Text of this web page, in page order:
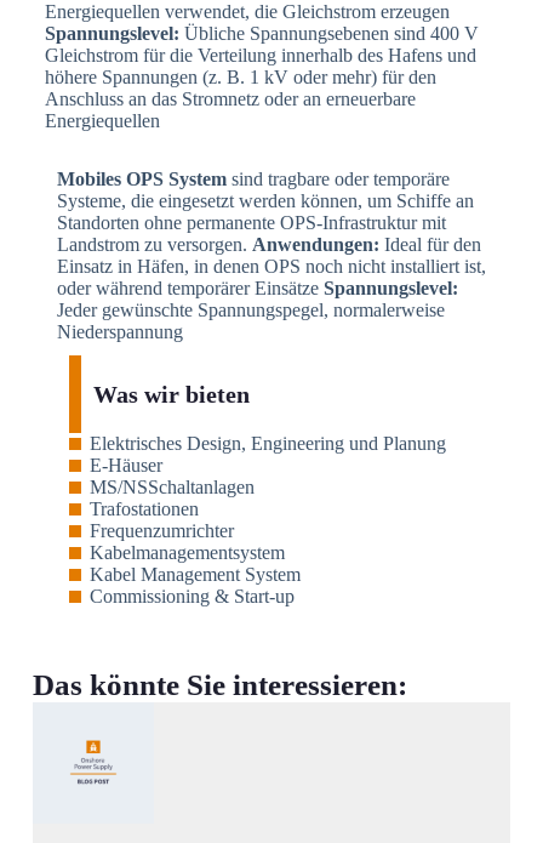
Energiequellen verwendet, die Gleichstrom erzeugen
Spannungslevel: Übliche Spannungsebenen sind 400 V
Gleichstrom für die Verteilung innerhalb des Hafens und
höhere Spannungen (z. B. 1 kV oder mehr) für den
Anschluss an das Stromnetz oder an erneuerbare
Energiequellen
Mobiles OPS System sind tragbare oder temporäre
Systeme, die eingesetzt werden können, um Schiffe an
Standorten ohne permanente OPS-Infrastruktur mit
Landstrom zu versorgen. Anwendungen: Ideal für den
Einsatz in Häfen, in denen OPS noch nicht installiert ist,
oder während temporärer EinsätzeSpannungslevel:
Jeder gewünschte Spannungspegel, normalerweise
Niederspannung
Was wir bieten
Elektrisches Design, Engineering und Planung
E-Häuser
MS/NSSchaltanlagen
Trafostationen
Frequenzumrichter
Kabelmanagementsystem
Kabel Management System
Commissioning & Start-up
Das könnte Sie interessieren: